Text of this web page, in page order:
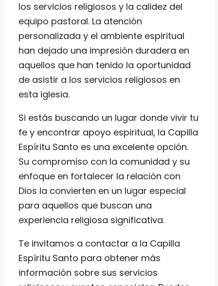
los servicios religiosos y la calidez del
equipo pastoral. La atención
personalizada y el ambiente espiritual
han dejado una impresión duradera en
aquellos que han tenido la oportunidad
de asistir a los servicios religiosos en
esta iglesia.
Si estás buscando un lugar donde vivir tu
fe y encontrar apoyo espiritual, la Capilla
Espíritu Santo es una excelente opción.
Su compromiso con la comunidad y su
enfoque en fortalecer la relación con
Dios la convierten en un lugar especial
para aquellos que buscan una
experiencia religiosa significativa.
Te invitamos a contactar a la Capilla
Espíritu Santo para obtener más
información sobre sus servicios